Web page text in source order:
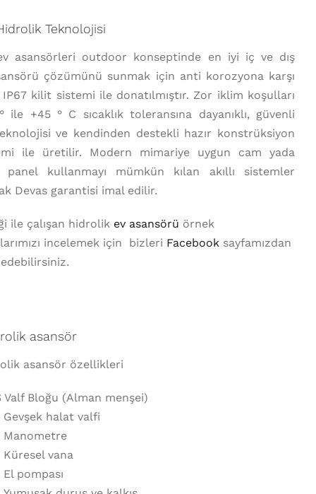
Teknolojisi
asansörleri outdoor konseptinde en iyi iç ve dış
çözümünü sunmak için anti korozyona karşı
IP67 kilit sistemi ile donatılmıştır. Zor iklim koşulları
+45 ° C sıcaklık toleransına dayanıklı, güvenli
ve kendinden destekli hazır konstrüksiyon
ile üretilir. Modern mimariye uygun cam yada
panel kullanmayı mümkün kılan akıllı sistemler
Devas garantisi imal edilir.
ile çalışan hidrolik ev asansörü örnek
incelemek için bizleri Facebooksayfamızdan
asansör
asansör özellikleri
Valf Bloğu (Alman menşei)
Gevşek halat valfi
Manometre
Küresel vana
El pompası